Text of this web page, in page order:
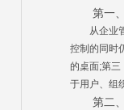
第一、
从企业管
控制的同时
的桌面;第三
于用户、组
第二、